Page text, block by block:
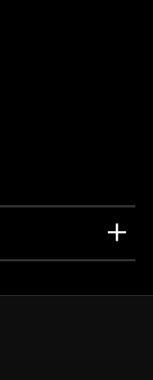
一世纪视觉